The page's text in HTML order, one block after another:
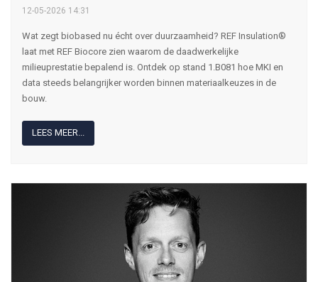
12-05-2026 14:31
Wat zegt biobased nu écht over duurzaamheid? REF Insulation®
laat met REF Biocore zien waarom de daadwerkelijke
milieuprestatie bepalend is. Ontdek op stand 1.B081 hoe MKI en
data steeds belangrijker worden binnen materiaalkeuzes in de
bouw.
LEES MEER...